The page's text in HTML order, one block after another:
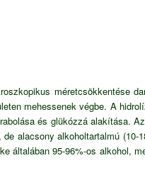
méretcsökkentése
mehessenek végbe. A
és glükózzá alakítása.
alacsony alkoholtartalmú
általában 95-96%-os alkohol,